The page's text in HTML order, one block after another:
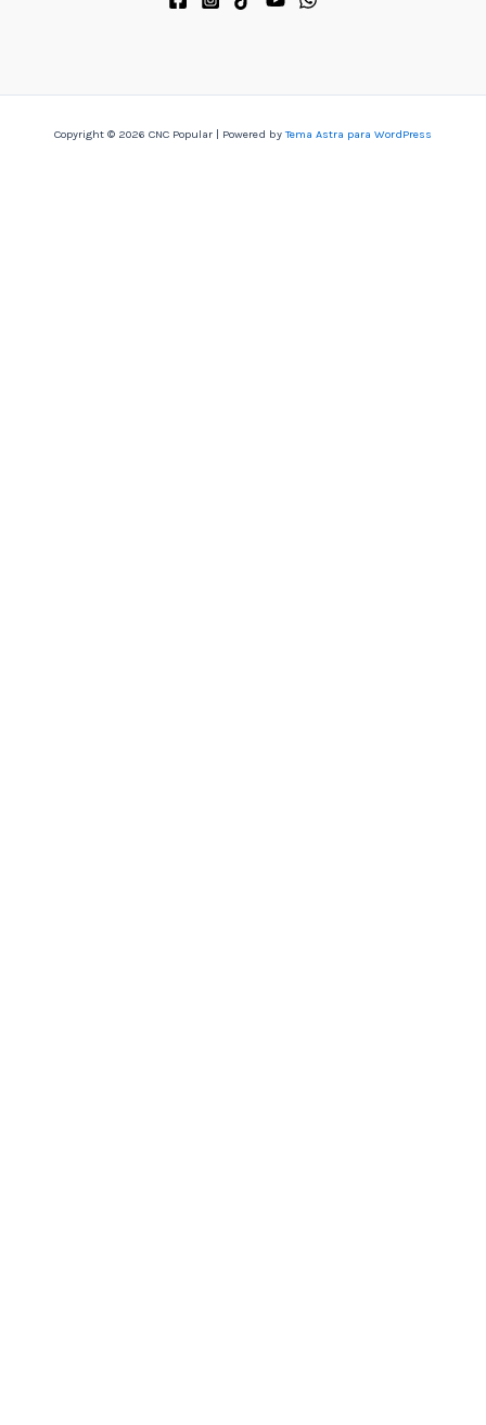
Copyright © 2026 CNC Popular | Powered by Tema Astra para WordPress